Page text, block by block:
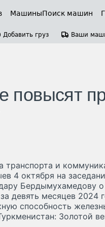
МашиныПоиск машин
Добавить груз Ваши
повысят
транспорта и
4 октября на
Бердымухамедову
девять месяцев 2024
способность
Золотой